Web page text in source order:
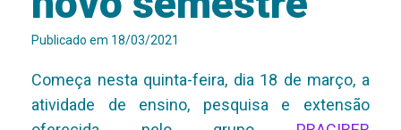
Publicado em 18/03/2021
Começa nesta quinta-feira, dia 18 de março, a
atividade de ensino, pesquisa e extensão